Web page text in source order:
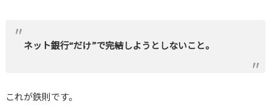
ネット銀行“だけ”で完結しようとしないこと。
これが鉄則です。